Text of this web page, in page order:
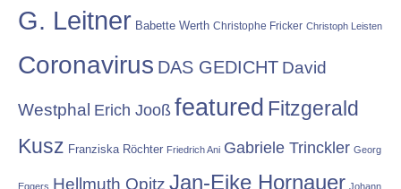
G. Leitner Babette Werth Christophe Fricker Christoph Leisten
Coronavirus DAS GEDICHT David
Westphal Erich Jooß featured Fitzgerald
Kusz Franziska Röchter Friedrich Ani Gabriele Trinckler Georg
Eggers Hellmuth Opitz Jan-Eike Hornauer Johann